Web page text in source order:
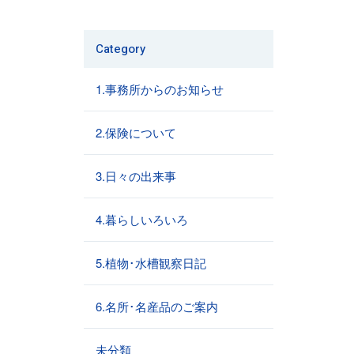
Category
1.事務所からのお知らせ
2.保険について
3.日々の出来事
4.暮らしいろいろ
5.植物･水槽観察日記
6.名所･名産品のご案内
未分類